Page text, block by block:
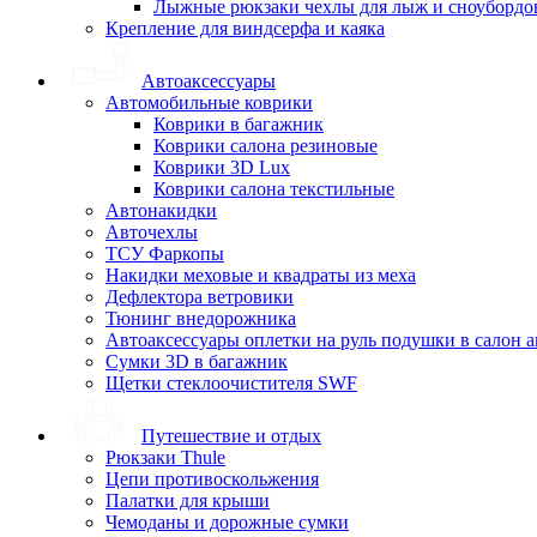
Лыжные рюкзаки чехлы для лыж и
Крепление для виндсерфа и каяка
Автоаксессуары
Автомобильные коврики
Коврики в багажник
Коврики салона резиновые
Коврики 3D Lux
Коврики салона текстильные
Автонакидки
Авточехлы
ТСУ Фаркопы
Накидки меховые и квадраты из меха
Дефлектора ветровики
Тюнинг внедорожника
Автоаксессуары оплетки на руль подушки в салон
Сумки 3D в багажник
Щетки стеклоочистителя SWF
Путешествие и отдых
Рюкзаки Thule
Цепи противоскольжения
Палатки для крыши
Чемоданы и дорожные сумки